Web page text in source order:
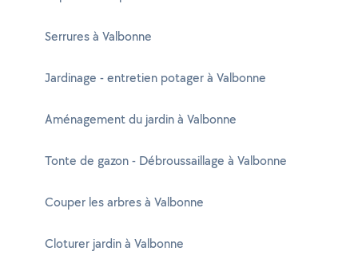
Serrures à Valbonne
Jardinage - entretien potager à Valbonne
Aménagement du jardin à Valbonne
Tonte de gazon - Débroussaillage à Valbonne
Couper les arbres à Valbonne
Cloturer jardin à Valbonne